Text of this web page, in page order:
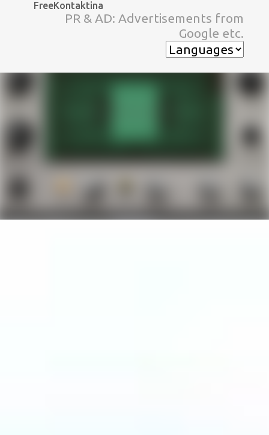
スキップしてメイン コンテンツに移動
FreeKontaktina
PR & AD: Advertisements from
Google etc.